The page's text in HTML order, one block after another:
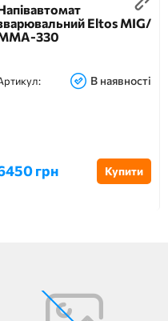
Eltos MIG/
330
В наявності
грн Купити